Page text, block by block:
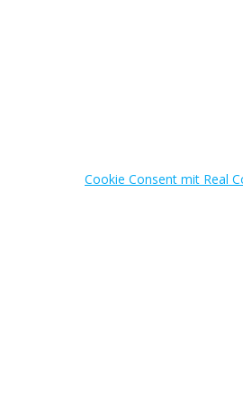
Cookie Consent mit Real